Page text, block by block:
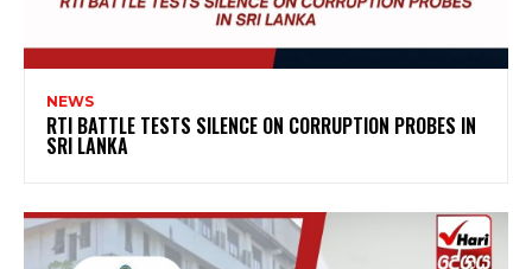
NEWS
RTI BATTLE TESTS SILENCE ON CORRUPTION PROBES IN
SRI LANKA